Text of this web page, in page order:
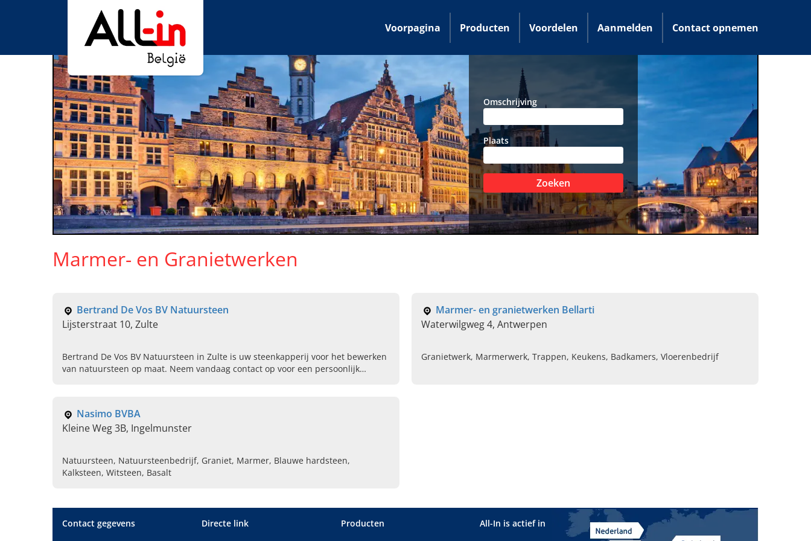
Voorpagina Producten Voordelen Aanmelden Contact opnemen
Omschrijving
Plaats
Zoeken
Marmer- en Granietwerken
Bertrand De Vos BV Natuursteen
Lijsterstraat 10, Zulte
Bertrand De Vos BV Natuursteen in Zulte is uw steenkapperij voor het bewerken
van natuursteen op maat. Neem vandaag contact op voor een persoonlijk
Marmer- en granietwerken Bellarti
Waterwilgweg 4, Antwerpen
Granietwerk, Marmerwerk, Trappen, Keukens, Badkamers, Vloerenbedrijf
Nasimo BVBA
Kleine Weg 3B, Ingelmunster
Natuursteen, Natuursteenbedrijf, Graniet, Marmer, Blauwe hardsteen,
Kalksteen, Witsteen, Basalt
Contact gegevens
Directe link
Producten
All-In is actief in